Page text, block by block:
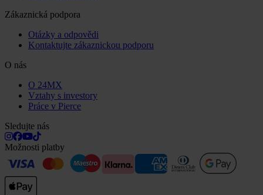
Zákaznická podpora
Otázky a odpovědi
Kontaktujte zákaznickou podporu
O nás
O 24MX
Vztahy s investory
Práce v Pierce
Sledujte nás
Možnosti platby